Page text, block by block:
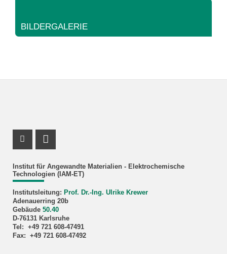
BILDER­GALERIE
Institut für Angewandte Materialien - Elektrochemische
Technologien (IAM-ET)
Institutsleitung: Prof. Dr.-Ing. Ulrike Krewer
Adenauerring 20b
Gebäude 50.40
D-76131 Karlsruhe
Tel: +49 721 608-47491
Fax: +49 721 608-47492
Instagram Profil
LinkedIn Profil